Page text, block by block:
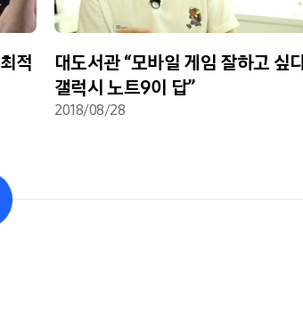
적
대도서관 “모바일 게임 잘하고 싶
갤럭시 노트9이 답”
2018/08/28